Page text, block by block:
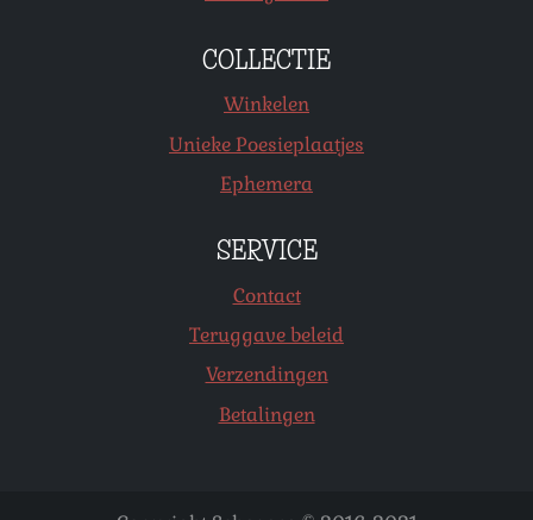
COLLECTIE
Winkelen
Unieke Poesieplaatjes
Ephemera
SERVICE
Contact
Teruggave beleid
Verzendingen
Betalingen